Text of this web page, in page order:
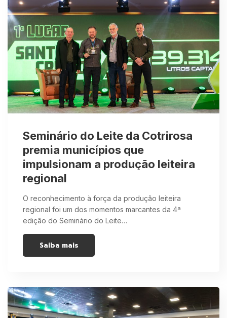
Seminário do Leite da Cotrirosa
premia municípios que
impulsionam a produção leiteira
regional
O reconhecimento à força da produção leiteira
regional foi um dos momentos marcantes da 4ª
edição do Seminário do Leite…
Saiba mais